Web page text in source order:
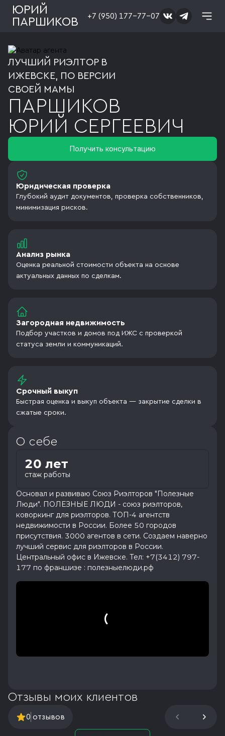
ЮРИЙ
ПАРШИКОВ
+7 (950) 177-77-07
ЛУЧШИЙ РИЭЛТОР В
ИЖЕВСКЕ, ПО ВЕРСИИ
СВОЕЙ МАМЫ
ПАРШИКОВ
ЮРИЙ СЕРГЕЕВИЧ
Получить консультацию
Юридическая проверка
Глубокий аудит документов, проверка собственников,
минимизация рисков.
Анализ рынка
Оценка реальной стоимости объекта на основе
актуальных данных по сделкам.
Загородная недвижимость
Подбор участков и домов под ИЖС с проверкой
статуса земли и коммуникаций.
Срочный выкуп
Быстрая оценка и выкуп объекта — закрытие сделки в
сжатые сроки.
О себе
стаж работы
20 лет
Основал и развиваю Союз Риэлторов "Полезные
Люди". ПОЛЕЗНЫЕ ЛЮДИ - союз риэлторов,
коворкинг для риэлторов. ТОП-4 агентств
недвижимости в России. Более 50 городов
присутствия. 3000 агентов в сети. Создаем наверно
лучший сервис для риэлторов в России.
Центральный офис в Ижевске. Тел: +7(3412) 797-
177 по франшизе : полезныелюди.рф
Отзывы моих клиентов
0 отзывов